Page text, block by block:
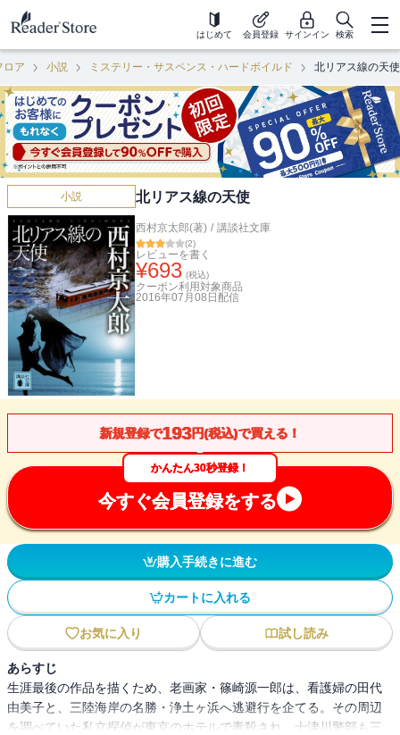
はじめて 会員登録 サインイン 検索
ロア 小説 ミステリー・サスペンス・ハードボイルド 北リアス線の天使
小説 北リアス線の天使
西村京太郎(著) / 講談社文庫
(2)
レビューを書く
¥693 (税込)
クーポン利用対象商品
2016年07月08日 配信
新規登録で193円(税込)で買える！
かんたん30秒登録！
今すぐ会員登録をする
購入手続きに進む
カートに入れる
お気に入り 試し読み
あらすじ
生涯最後の作品を描くため、老画家・篠崎源一郎は、看護婦の田代
由美子と、三陸海岸の名勝・浄土ヶ浜へ逃避行を企てる。その周辺
を調べていた私立探偵が東京のホテルで毒殺され、十津川警部も三